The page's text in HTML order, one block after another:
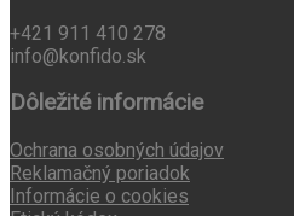
+421 911 410 278
info@konfido.sk
Dôležité informácie
Ochrana osobných údajov
Reklamačný poriadok
Informácie o cookies